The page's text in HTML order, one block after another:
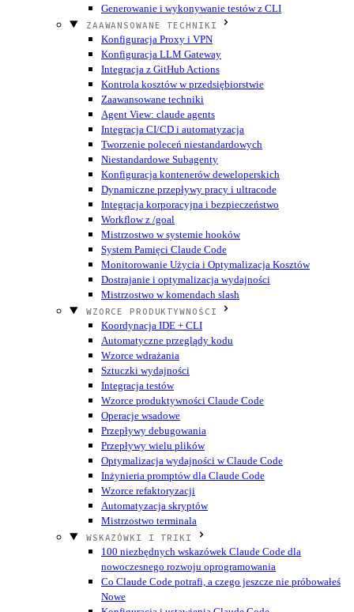
Generowanie i wykonywanie testów z CLI
ZAAWANSOWANE TECHNIKI
Konfiguracja Proxy i VPN
Konfiguracja LLM Gateway
Integracja z GitHub Actions
Kontrola kosztów w przedsiębiorstwie
Zaawansowane techniki
Agent View: claude agents
Integracja CI/CD i automatyzacja
Tworzenie poleceń niestandardowych
Niestandardowe Subagenty
Konfiguracja kontenerów deweloperskich
Dynamiczne przepływy pracy i ultracode
Integracja korporacyjna i bezpieczeństwo
Workflow z /goal
Mistrzostwo w systemie hooków
System Pamięci Claude Code
Monitorowanie Użycia i Optymalizacja Kosztów
Dostrajanie i optymalizacja wydajności
Mistrzostwo w komendach slash
WZORCE PRODUKTYWNOŚCI
Koordynacja IDE + CLI
Automatyczne przeglądy kodu
Wzorce wdrażania
Sztuczki wydajności
Integracja testów
Wzorce produktywności Claude Code
Operacje wsadowe
Przepływy debugowania
Przepływy wielu plików
Optymalizacja wydajności w Claude Code
Inżynieria promptów dla Claude Code
Wzorce refaktoryzacji
Automatyzacja skryptów
Mistrzostwo terminala
WSKAZÓWKI I TRIKI
100 niezbędnych wskazówek Claude Code dla
nowoczesnego rozwoju oprogramowania
Co Claude Code potrafi, a czego jeszcze nie próbowałeś
Nowe